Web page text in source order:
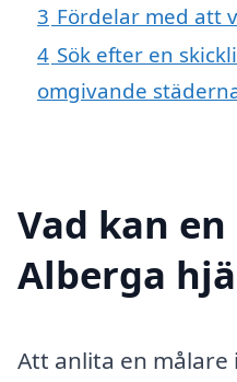
3 Fördelar med att
4 Sök efter en
omgivande
Vad kan
Alberga
Att anlita en målare